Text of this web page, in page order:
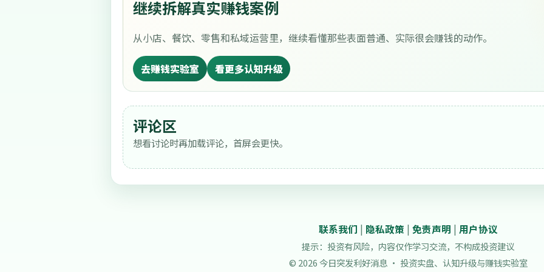
继续拆解真实赚钱案例
从小店、餐饮、零售和私域运营里，继续看懂那些表面普通、实际很会赚钱的动作。
去赚钱实验室 看更多认知升级
评论区
想看讨论时再加载评论，首屏会更快。
联系我们 | 隐私政策 | 免责声明 | 用户协议
提示：投资有风险，内容仅作学习交流，不构成投资建议
© 2026 今日突发利好消息 · 投资实盘、认知升级与赚钱实验室